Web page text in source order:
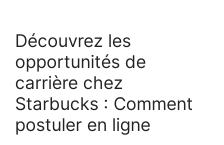
Découvrez les
opportunités de
carrière chez
Starbucks : Comment
postuler en ligne